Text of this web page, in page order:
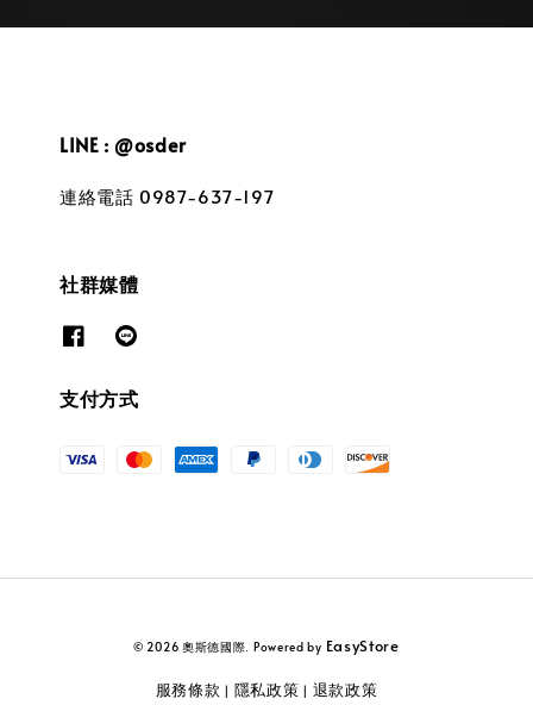
LINE : @osder
連絡電話 0987-637-197
社群媒體
支付方式
© 2026 奧斯德國際. Powered by EasyStore
服務條款 | 隱私政策 | 退款政策